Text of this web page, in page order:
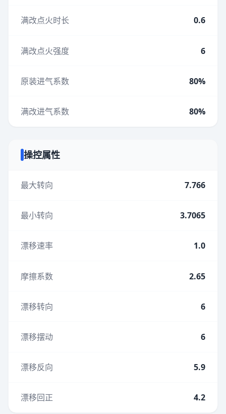
满改点火时长 0.6
满改点火强度 6
原装进气系数 80%
满改进气系数 80%
操控属性
最大转向 7.766
最小转向 3.7065
漂移速率 1.0
摩擦系数 2.65
漂移转向 6
漂移摆动 6
漂移反向 5.9
漂移回正 4.2